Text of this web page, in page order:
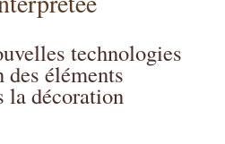
technologies
éléments
la décoration